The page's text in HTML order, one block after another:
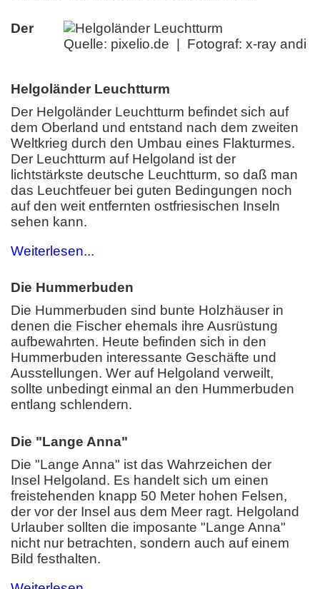
Quelle: pixelio.de | Fotograf: x-ray andi
Der
Helgoländer Leuchtturm
Der Helgoländer Leuchtturm befindet sich auf
dem Oberland und entstand nach dem zweiten
Weltkrieg durch den Umbau eines Flakturmes.
Der Leuchtturm auf Helgoland ist der
lichtstärkste deutsche Leuchtturm, so daß man
das Leuchtfeuer bei guten Bedingungen noch
auf den weit entfernten ostfriesischen Inseln
sehen kann.
Weiterlesen...
Die Hummerbuden
Die Hummerbuden sind bunte Holzhäuser in
denen die Fischer ehemals ihre Ausrüstung
aufbewahrten. Heute befinden sich in den
Hummerbuden interessante Geschäfte und
Ausstellungen. Wer auf Helgoland verweilt,
sollte unbedingt einmal an den Hummerbuden
entlang schlendern.
Die "Lange Anna"
Die "Lange Anna" ist das Wahrzeichen der
Insel Helgoland. Es handelt sich um einen
freistehenden knapp 50 Meter hohen Felsen,
der vor der Insel aus dem Meer ragt. Helgoland
Urlauber sollten die imposante "Lange Anna"
nicht nur betrachten, sondern auch auf einem
Bild festhalten.